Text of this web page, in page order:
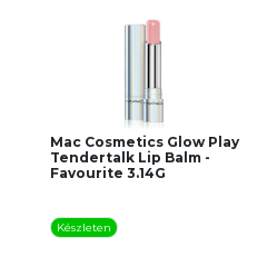
Mac Cosmetics Glow Play
Tendertalk Lip Balm -
Favourite 3.14G
Készleten